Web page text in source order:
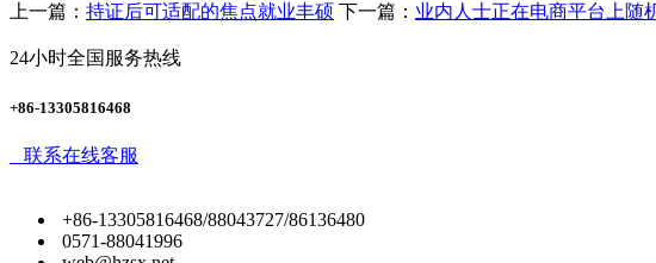
上一篇： 持证后可适配的焦点就业丰硕 下一篇： 业内人士正在电商平台上随
24小时全国服务热线
+86-13305816468
联系在线客服
+86-13305816468/88043727/86136480
0571-88041996